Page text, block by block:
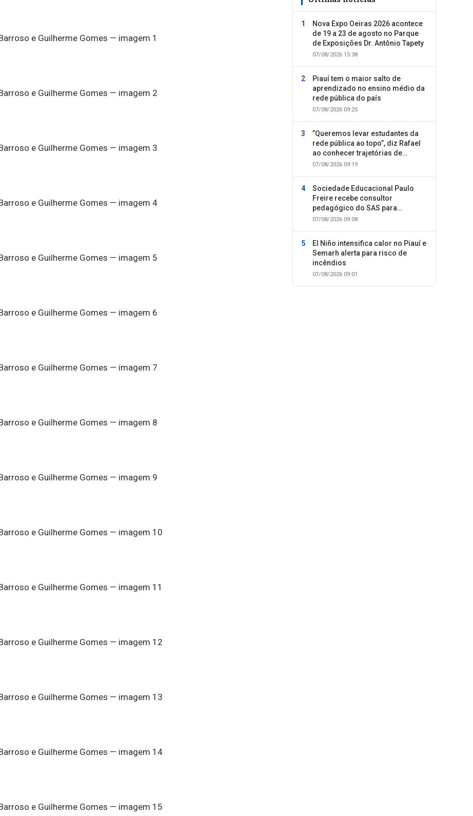
Nova Expo Oeiras 2026 acontece
de 19 a 23 de agosto no Parque
de Exposições Dr. Antônio Tapety
07/08/2026 15:38
Piauí tem o maior salto de
aprendizado no ensino médio da
rede pública do país
07/08/2026 09:25
”Queremos levar estudantes da
rede pública ao topo”, diz Rafael
ao conhecer trajetórias de
sucesso
07/08/2026 09:19
Sociedade Educacional Paulo
Freire recebe consultor
pedagógico do SAS para
planejamento do segundo
07/08/2026 09:08
El Niño intensifica calor no Piauí e
Semarh alerta para risco de
incêndios
07/08/2026 09:01